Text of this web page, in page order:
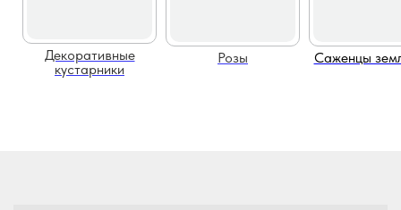
Декоративные
кустарники
Розы Саженцы